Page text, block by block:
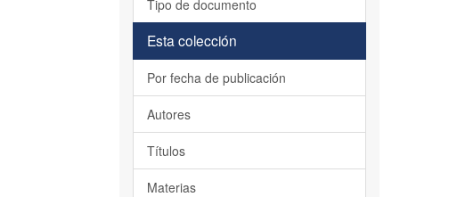
Tipo de documento
Esta colección
Por fecha de publicación
Autores
Títulos
Materias